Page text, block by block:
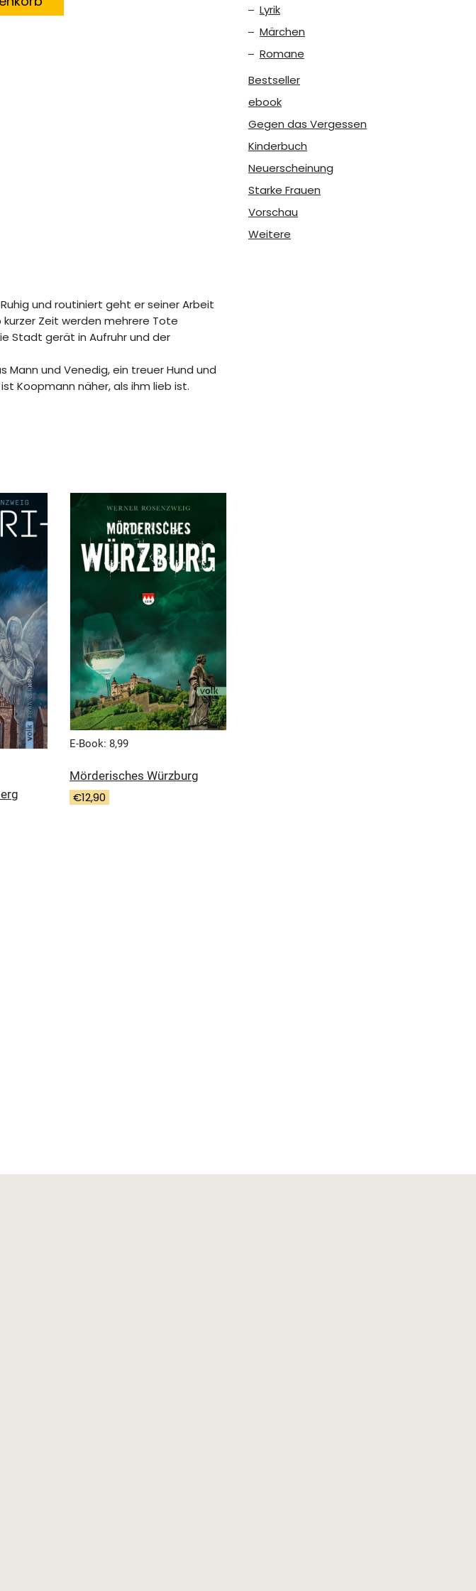
und routiniert geht er seiner Arbeit
Zeit werden mehrere Tote
Stadt gerät in Aufruhr und der
Mann und Venedig, ein treuer Hund und
Koopmann näher, als ihm lieb ist.
E-Book: 8,99
Mörderisches Würzburg
€12,90
Lyrik
Märchen
Romane
Bestseller
ebook
Gegen das Vergessen
Kinderbuch
Neuerscheinung
Starke Frauen
Vorschau
Weitere